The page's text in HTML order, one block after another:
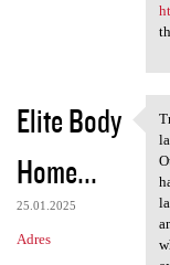
Elite Body
Home...
25.01.2025
Adres